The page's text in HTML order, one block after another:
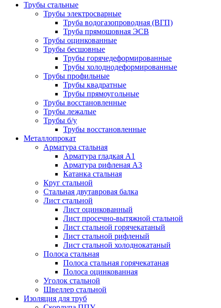
Трубы стальные
Трубы электросварные
Труба водогазопроводная (ВГП)
Труба прямошовная ЭСВ
Трубы оцинкованные
Трубы бесшовные
Трубы горячедеформированные
Трубы холоднодеформированные
Трубы профильные
Трубы квадратные
Трубы прямоугольные
Трубы восстановленные
Трубы лежалые
Трубы б/у
Трубы восстановленные
Металлопрокат
Арматура стальная
Арматура гладкая А1
Арматура рифленая А3
Катанка стальная
Круг стальной
Стальная двутавровая балка
Лист стальной
Лист оцинкованный
Лист просечно-вытяжной стальной
Лист стальной горячекатаный
Лист стальной рифленый
Лист стальной холоднокатаный
Полоса стальная
Полоса стальная горячекатаная
Полоса оцинкованная
Уголок стальной
Швеллер стальной
Изоляция для труб